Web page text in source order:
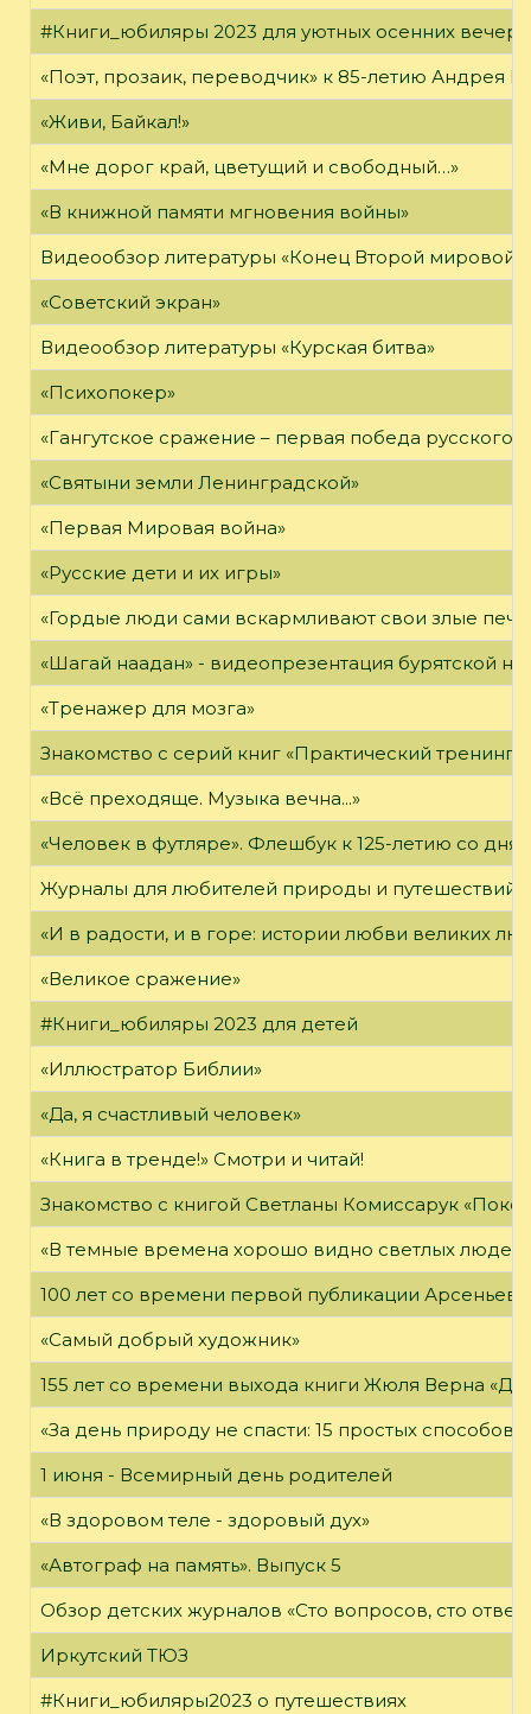
#Книги_юбиляры 2023 для уютных осенних
«Поэт, прозаик, переводчик» к 85-летию Андрея
«Живи, Байкал!»
«Мне дорог край, цветущий и свободный…»
«В книжной памяти мгновения войны»
Видеообзор литературы «Конец Второй мировой
«Советский экран»
Видеообзор литературы «Курская битва»
«Психопокер»
«Гангутское сражение – первая победа русского
«Святыни земли Ленинградской»
«Первая Мировая война»
«Русские дети и их игры»
«Гордые люди сами вскармливают свои злые
«Шагай наадан» - видеопрезентация бурятской
«Тренажер для мозга»
Знакомство с серий книг «Практический тренинг»
«Всё преходяще. Музыка вечна...»
«Человек в футляре». Флешбук к 125-летию со дня
Журналы для любителей природы и путешествий
«И в радости, и в горе: истории любви великих
«Великое сражение»
#Книги_юбиляры 2023 для детей
«Иллюстратор Библии»
«Да, я счастливый человек»
«Книга в тренде!» Смотри и читай!
Знакомство с книгой Светланы Комиссарук
«В темные времена хорошо видно светлых людей»
100 лет со времени первой публикации Арсеньева
«Самый добрый художник»
155 лет со времени выхода книги Жюля Верна
«За день природу не спасти: 15 простых способов
1 июня - Всемирный день родителей
«В здоровом теле - здоровый дух»
«Автограф на память». Выпуск 5
Обзор детских журналов «Сто вопросов, сто
Иркутский ТЮЗ
#Книги_юбиляры2023 о путешествиях